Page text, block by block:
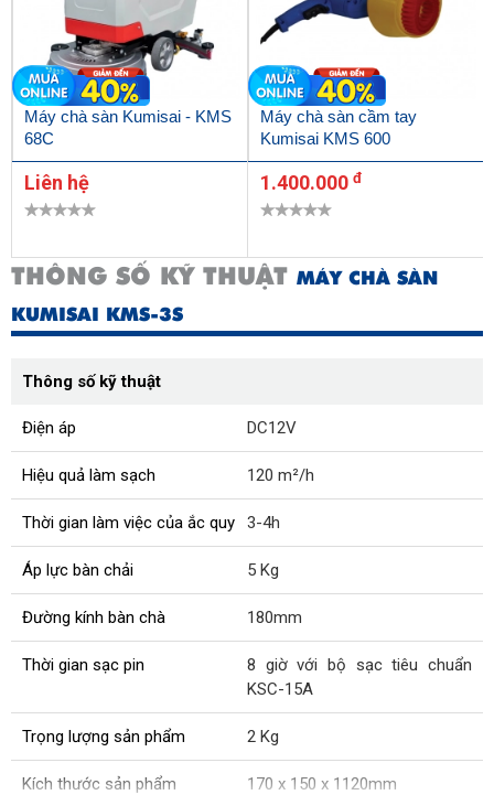
Máy chà sàn Kumisai - KMS
68C
Liên hệ
Máy chà sàn cầm tay
Kumisai KMS 600
1.400.000 đ
THÔNG SỐ KỸ THUẬT MÁY CHÀ SÀN
KUMISAI KMS-3S
Thông số kỹ thuật
Điện áp DC12V
Hiệu quả làm sạch 120 m²/h
Thời gian làm việc của ắc quy 3-4h
Áp lực bàn chải 5 Kg
Đường kính bàn chà 180mm
Thời gian sạc pin
8 giờ với bộ sạc tiêu chuẩn
KSC-15A
Trọng lượng sản phẩm 2 Kg
Kích thước sản phẩm 170 x 150 x 1120mm